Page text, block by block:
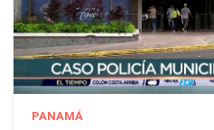
PANAMÁ